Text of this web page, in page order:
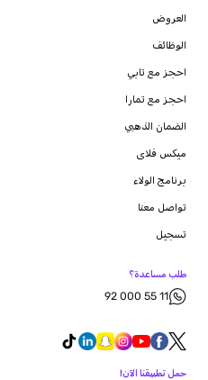
العروض
الوظائف
احجز مع تابي
احجز مع تمارا
الضمان الذهبي
ميكس فلاى
برنامج الولاء
تواصل معنا
تسجيل
طلب مساعدة؟
92 000 55 11
حمل تطبيقنا الآن!